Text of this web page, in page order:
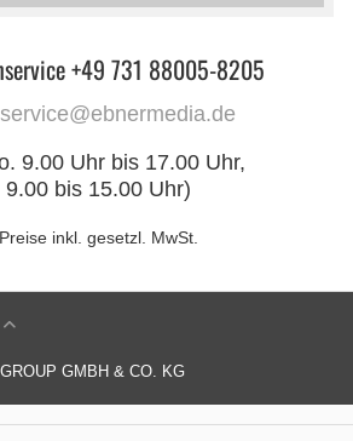
+49 731 88005-8205
9.00 Uhr bis 17.00 Uhr,
9.00 bis 15.00 Uhr)
inkl. gesetzl. MwSt.
GMBH & CO. KG